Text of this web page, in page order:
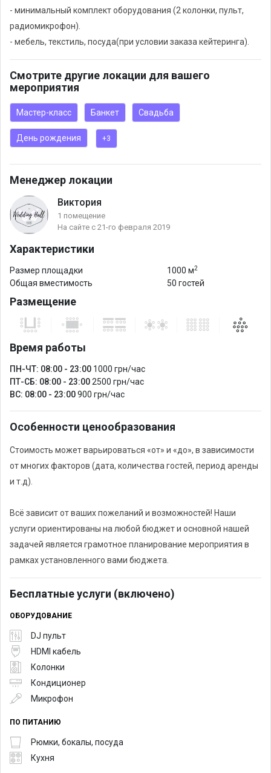
- минимальный комплект оборудования (2 колонки, пульт,
радиомикрофон).
- мебель, текстиль, посуда(при условии заказа кейтеринга).
Смотрите другие локации для вашего
мероприятия
Мастер-класс Банкет Свадьба
День рождения +3
Менеджер локации
Виктория
1 помещение
На сайте с 21-го февраля 2019
Характеристики
Размер площадки 1000 м2
Общая вместимость 50 гостей
Размещение
Время работы
ПН-ЧТ: 08:00 - 23:00 1000 грн/час
ПТ-СБ: 08:00 - 23:002500 грн/час
ВС: 08:00 - 23:00900 грн/час
Особенности ценообразования
Стоимость может варьироваться «от» и «до», в зависимости
от многих факторов (дата, количества гостей, период аренды
и т.д).
Всё зависит от ваших пожеланий и возможностей! Наши
услуги ориентированы на любой бюджет и основной нашей
задачей является грамотное планирование мероприятия в
рамках установленного вами бюджета.
Бесплатные услуги (включено)
ОБОРУДОВАНИЕ
DJ пульт
HDMI кабель
Колонки
Кондиционер
Микрофон
ПО ПИТАНИЮ
Рюмки, бокалы, посуда
Кухня